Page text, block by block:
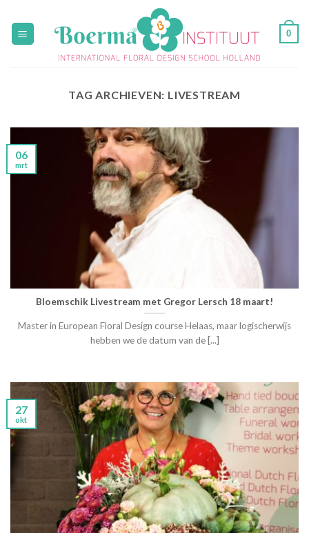
content
0
TAG ARCHIEVEN: LIVESTREAM
Bloemschik Livestream met Gregor Lersch 18 maart!
Master in European Floral Design course Helaas, maar logischerwijs
hebben we de datum van de [...]
06
mrt
27
okt